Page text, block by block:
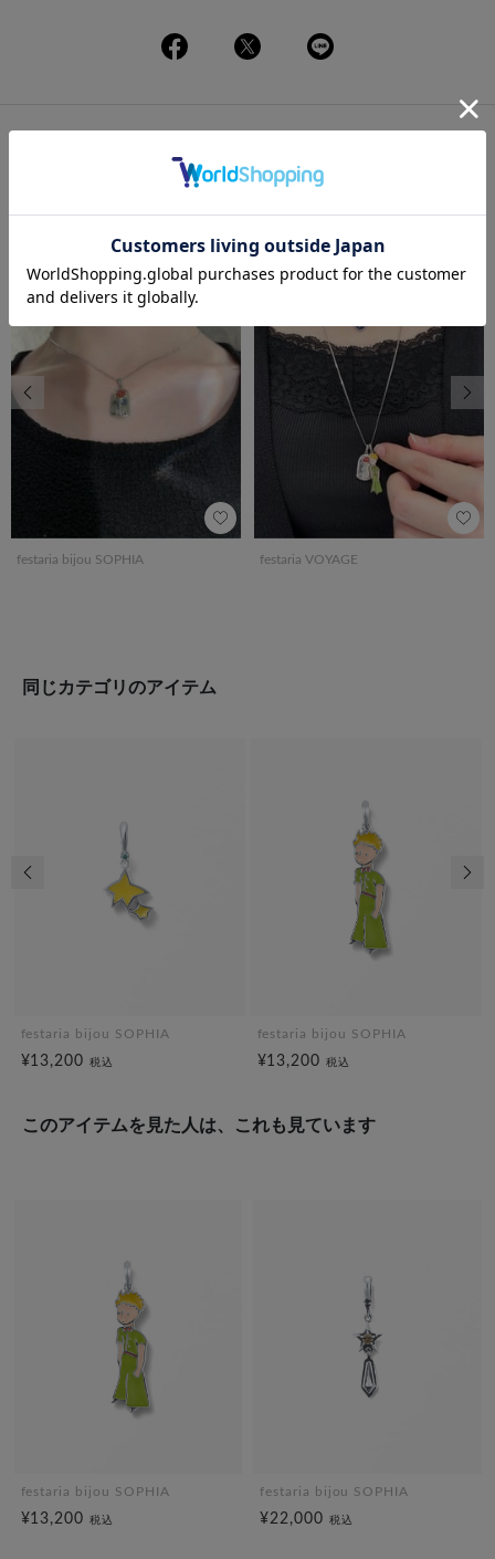
この商品を使ったコーディネート
festaria bijou SOPHIA festaria VOYAGE
前の画像
同じカテゴリのアイテム
festaria bijou SOPHIA
¥13,200税込
festaria bijou SOPHIA
¥13,200税込
前の画像
このアイテムを見た人は、これも見ています
festaria bijou SOPHIA
¥13,200税込
festaria bijou SOPHIA
¥22,000 税込